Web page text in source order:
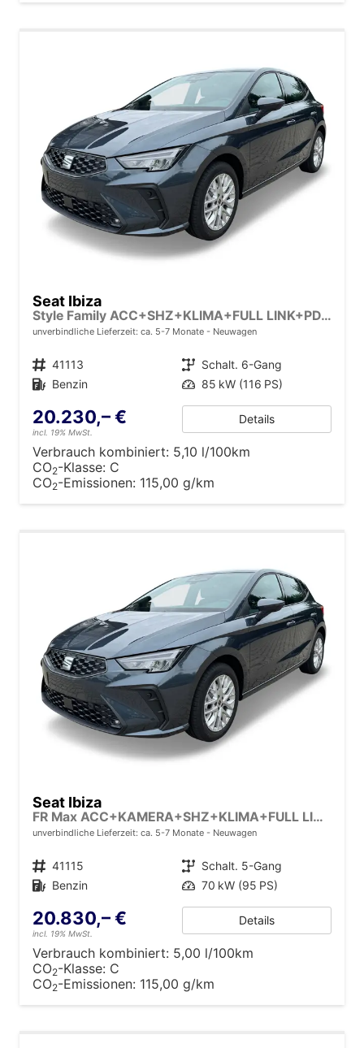
Seat Ibiza
Style Family ACC+SHZ+KLIMA+FULL LINK+PDC+LED+16" ALU
unverbindliche Lieferzeit: ca. 5-7 Monate Neuwagen
Fahrzeugnr. 41113 Getriebe Schalt. 6-Gang
Kraftstoff Benzin Leistung 85 kW (116 PS)
20.230,– €
incl. 19% MwSt.
Details
Verbrauch kombiniert: 5,10 l/100km
CO2-Klasse: C
CO2-Emissionen: 115,00 g/km
Seat Ibiza
FR Max ACC+KAMERA+SHZ+KLIMA+FULL LINK+PDC+LED+16" ALU+KESSY
unverbindliche Lieferzeit: ca. 5-7 Monate Neuwagen
Fahrzeugnr. 41115 Getriebe Schalt. 5-Gang
Kraftstoff Benzin Leistung 70 kW (95 PS)
20.830,– €
incl. 19% MwSt.
Details
Verbrauch kombiniert: 5,00 l/100km
CO2-Klasse: C
CO2-Emissionen: 115,00 g/km